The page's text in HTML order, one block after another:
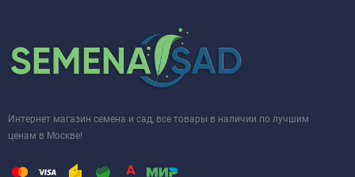
Интернет магазин семена и сад, все товары в наличии по лучшим
ценам в Москве!